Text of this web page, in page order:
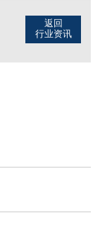
返回
行业资讯